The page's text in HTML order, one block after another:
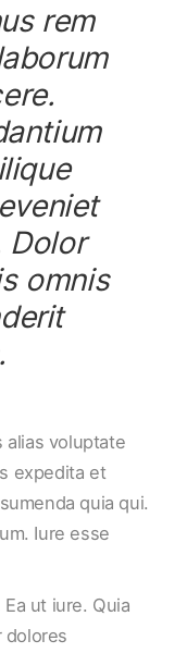
rem
Dolor
omnis
alias voluptate
expedita et
quia qui.
Iure esse
ut iure. Quia
dolores